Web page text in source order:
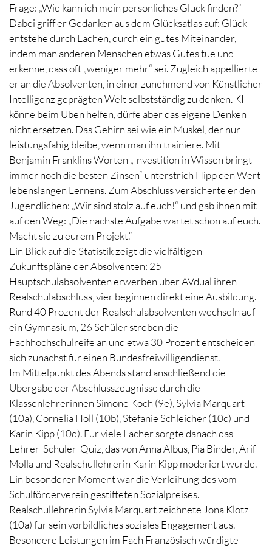
Frage: „Wie kann ich mein persönliches Glück finden?“
Dabei griff er Gedanken aus dem Glücksatlas auf: Glück
entstehe durch Lachen, durch ein gutes Miteinander,
indem man anderen Menschen etwas Gutes tue und
erkenne, dass oft „weniger mehr“ sei. Zugleich appellierte
er an die Absolventen, in einer zunehmend von Künstlicher
Intelligenz geprägten Welt selbstständig zu denken. KI
könne beim Üben helfen, dürfe aber das eigene Denken
nicht ersetzen. Das Gehirn sei wie ein Muskel, der nur
leistungsfähig bleibe, wenn man ihn trainiere. Mit
Benjamin Franklins Worten „Investition in Wissen bringt
immer noch die besten Zinsen“ unterstrich Hipp den Wert
lebenslangen Lernens. Zum Abschluss versicherte er den
Jugendlichen: „Wir sind stolz auf euch!“ und gab ihnen mit
auf den Weg: „Die nächste Aufgabe wartet schon auf euch.
Macht sie zu eurem Projekt.“
Ein Blick auf die Statistik zeigt die vielfältigen
Zukunftspläne der Absolventen: 25
Hauptschulabsolventen erwerben über AVdual ihren
Realschulabschluss, vier beginnen direkt eine Ausbildung.
Rund 40 Prozent der Realschulabsolventen wechseln auf
ein Gymnasium, 26 Schüler streben die
Fachhochschulreife an und etwa 30 Prozent entscheiden
sich zunächst für einen Bundesfreiwilligendienst.
Im Mittelpunkt des Abends stand anschließend die
Übergabe der Abschlusszeugnisse durch die
Klassenlehrerinnen Simone Koch (9e), Sylvia Marquart
(10a), Cornelia Holl (10b), Stefanie Schleicher (10c) und
Karin Kipp (10d). Für viele Lacher sorgte danach das
Lehrer-Schüler-Quiz, das von Anna Albus, Pia Binder, Arif
Molla und Realschullehrerin Karin Kipp moderiert wurde.
Ein besonderer Moment war die Verleihung des vom
Schulförderverein gestifteten Sozialpreises.
Realschullehrerin Sylvia Marquart zeichnete Jona Klotz
(10a) für sein vorbildliches soziales Engagement aus.
Besondere Leistungen im Fach Französisch würdigte